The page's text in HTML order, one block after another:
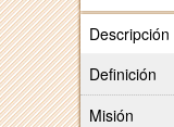
Descripción
Definición
Misión